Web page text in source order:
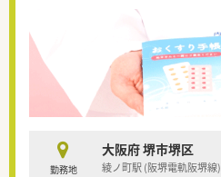
勤務地
大阪府 堺市堺区
綾ノ町駅 (阪堺電軌阪堺線)